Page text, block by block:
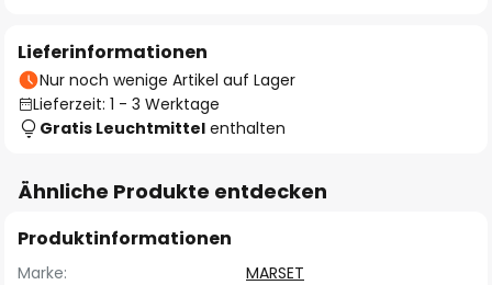
Lieferinformationen
Nur noch wenige Artikel auf Lager
Lieferzeit: 1 - 3 Werktage
Gratis Leuchtmittel enthalten
Ähnliche Produkte entdecken
Produktinformationen
Marke:
MARSET